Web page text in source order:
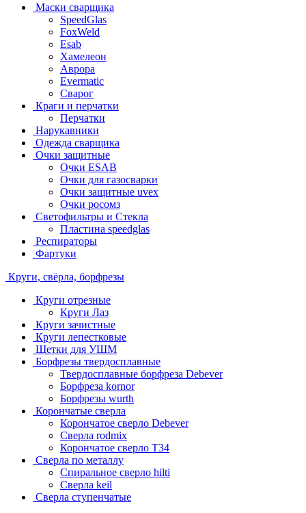
Маски сварщика
SpeedGlas
FoxWeld
Esab
Хамелеон
Аврора
Evermatic
Сварог
Краги и перчатки
Перчатки
Нарукавники
Одежда сварщика
Очки защитные
Очки ESAB
Очки для газосварки
Очки защитные uvex
Очки росомз
Светофильтры и Стекла
Пластина speedglas
Респираторы
Фартуки
Круги, свёрла, борфрезы
Круги отрезные
Круги Лаз
Круги зачистные
Круги лепестковые
Щетки для УШМ
Борфрезы твердосплавные
Твердосплавные борфреза Debever
Борфреза kornor
Борфрезы wurth
Корончатые сверла
Корончатое сверло Debever
Сверла rodmix
Корончатое сверло T34
Сверла по металлу
Спиральное сверло hilti
Сверла keil
Сверла ступенчатые